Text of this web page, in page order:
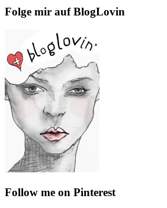
Folge mir auf BlogLovin
Follow me on Pinterest